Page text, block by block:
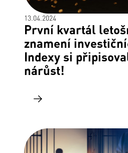
13.04.2024
První kvartál
znamení
Indexy si
nárůst!